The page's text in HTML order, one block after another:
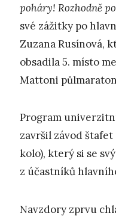
poháry! Rozhodně
své zážitky po
Zuzana Rusínová,
obsadila 5. místo
Mattoni
Program
završil závod štafet
kolo), který si se
z účastníků
Navzdory zprvu